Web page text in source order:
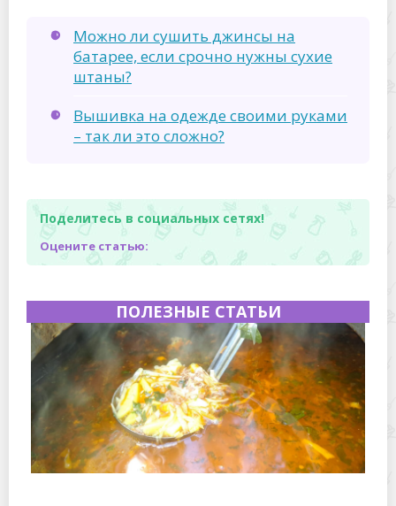
Можно ли сушить джинсы на
батарее, если срочно нужны сухие
штаны?
Вышивка на одежде своими руками
– так ли это сложно?
Поделитесь в социальных сетях!
Оцените статью:
ПОЛЕЗНЫЕ СТАТЬИ